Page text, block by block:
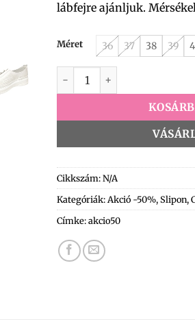
lábfejre ajánljuk.
Méret 36 37 38 39
6763 Slipon fehér mennyiség
Cikkszám:N/A
Kategóriák: Akció -50%,Slipon,
Címke:akcio50